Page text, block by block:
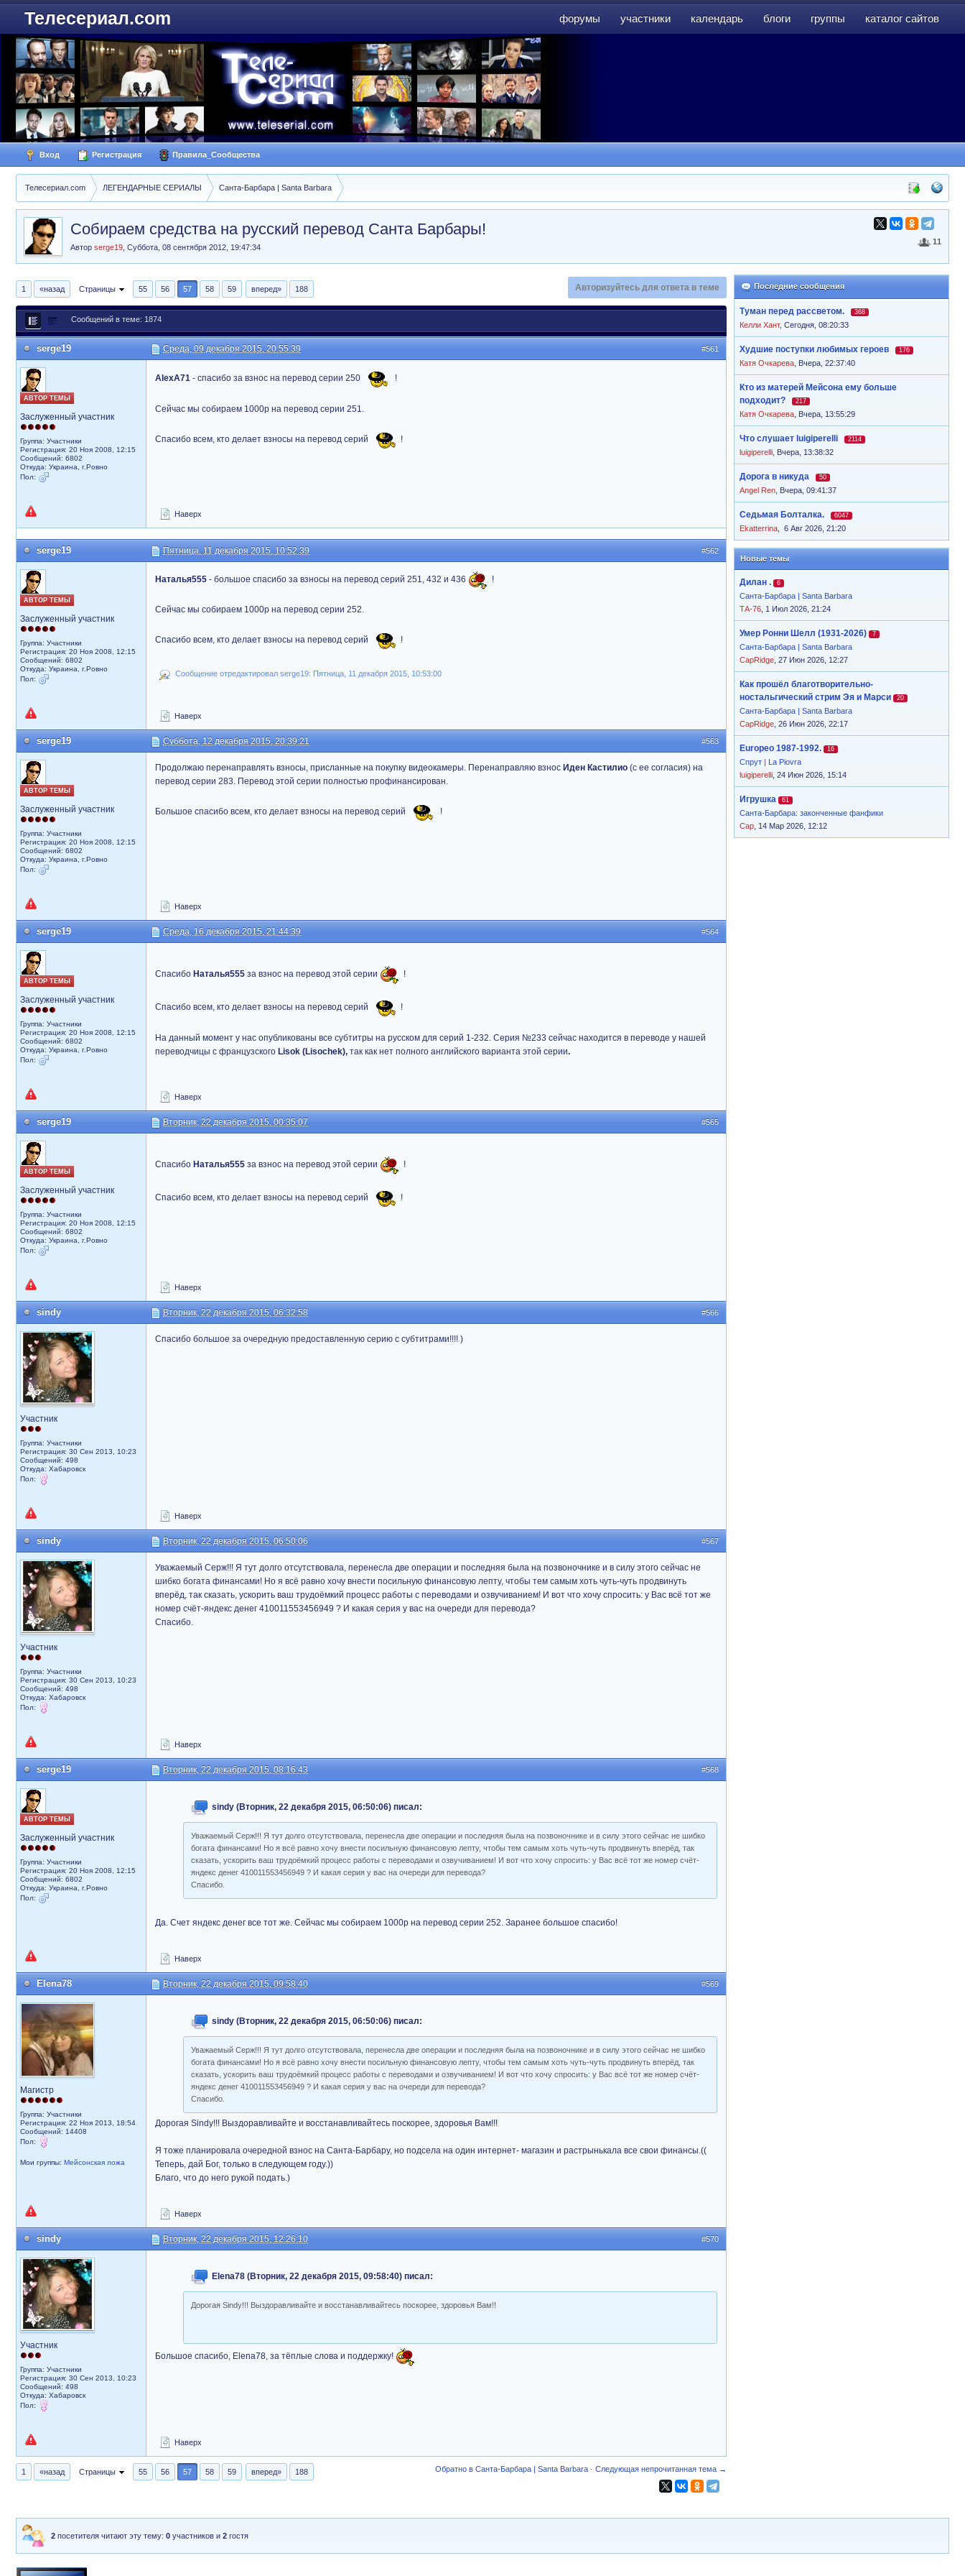
форумы участники календарь блоги группы каталог сайтов
Телесериал.com
Вход Регистрация Правила_Сообщества
Телесериал.com ЛЕГЕНДАРНЫЕ СЕРИАЛЫ Санта-Барбара | Santa Barbara
11
Собираем средства на русский перевод Санта Барбары!
Автор serge19 Суббота, 08 сентября 2012, 19:47:34
Последние сообщения
Туман перед рассветом. 368
Келли Хант, Сегодня, 08:20:33
Худшие поступки любимых героев 176
Катя Очкарева Вчера, 22:37:40
Кто из матерей Мейсона ему больше
подходит?
217
Катя Очкарева Вчера, 13:55:29
Что слушает luigiperelli 2114
luigiperelli Вчера, 13:38:32
Дорога в никуда 50
Angel Ren Вчера, 09:41:37
Седьмая Болталка. 6047
Ekatterrina 6 Авг 2026, 21:20
Новые темы
Дилан . 6
Санта-Барбара | Santa Barbara
ТА-76 , 1 Июл 2026, 21:24
Умер Ронни Шелл (1931-2026) 7
Санта-Барбара | Santa Barbara
CapRidge , 27 Июн 2026, 12:27
Как прошёл благотворительно-
ностальгический стрим Эя и Марси
20
Санта-Барбара | Santa Barbara
CapRidge , 26 Июн 2026, 22:17
Europeo 1987-1992. 16
Спрут | La Piovra
luigiperelli , 24 Июн 2026, 15:14
Игрушка 61
Санта-Барбара: законченные фанфики
Cap , 14 Мар 2026, 12:12
1 «назад Страницы 55 56 57 58 59 вперед» 188 Авторизуйтесь для ответа в теме
Сообщений в теме: 1874
#561
serge19 Среда, 09 декабря 2015, 20:55:39
АВТОР ТЕМЫ
Заслуженный участник
Группа: Участники
Регистрация: 20 Ноя 2008, 12:15
Сообщений: 6802
Откуда: Украина, г.Ровно
Пол:
AlexA71 - спасибо за взнос на перевод серии 250 !
Сейчас мы собираем 1000р на перевод серии 251.
Спасибо всем, кто делает взносы на перевод серий !
Наверх
#562
serge19 Пятница, 11 декабря 2015, 10:52:39
АВТОР ТЕМЫ
Заслуженный участник
Группа: Участники
Регистрация: 20 Ноя 2008, 12:15
Сообщений: 6802
Откуда: Украина, г.Ровно
Пол:
Наталья555 - большое спасибо за взносы на перевод серий 251, 432 и 436 !
Сейчас мы собираем 1000р на перевод серии 252.
Спасибо всем, кто делает взносы на перевод серий !
Сообщение отредактировал serge19: Пятница, 11 декабря 2015, 10:53:00
Наверх
#563
serge19 Суббота, 12 декабря 2015, 20:39:21
АВТОР ТЕМЫ
Заслуженный участник
Группа: Участники
Регистрация: 20 Ноя 2008, 12:15
Сообщений: 6802
Откуда: Украина, г.Ровно
Пол:
Продолжаю перенаправлять взносы, присланные на покупку видеокамеры. Перенаправляю взнос Иден Кастилио (с ее согласия) на
перевод серии 283. Перевод этой серии полностью профинансирован.
Большое спасибо всем, кто делает взносы на перевод серий !
Наверх
#564
serge19 Среда, 16 декабря 2015, 21:44:39
АВТОР ТЕМЫ
Заслуженный участник
Группа: Участники
Регистрация: 20 Ноя 2008, 12:15
Сообщений: 6802
Откуда: Украина, г.Ровно
Пол:
Спасибо Наталья555 за взнос на перевод этой серии !
Спасибо всем, кто делает взносы на перевод серий !
На данный момент у нас опубликованы все субтитры на русском для серий 1-232. Серия №233 сейчас находится в переводе у нашей
переводчицы с французского Lisok (Lisochek), так как нет полного английского варианта этой серии.
Наверх
#565
serge19 Вторник, 22 декабря 2015, 00:35:07
АВТОР ТЕМЫ
Заслуженный участник
Группа: Участники
Регистрация: 20 Ноя 2008, 12:15
Сообщений: 6802
Откуда: Украина, г.Ровно
Пол:
Спасибо Наталья555 за взнос на перевод этой серии !
Спасибо всем, кто делает взносы на перевод серий !
Наверх
#566
sindy Вторник, 22 декабря 2015, 06:32:58
Участник
Группа: Участники
Регистрация: 30 Сен 2013, 10:23
Сообщений: 498
Откуда: Хабаровск
Пол:
Спасибо большое за очередную предоставленную серию с субтитрами!!!! )
Наверх
#567
sindy Вторник, 22 декабря 2015, 06:50:06
Участник
Группа: Участники
Регистрация: 30 Сен 2013, 10:23
Сообщений: 498
Откуда: Хабаровск
Пол:
Уважаемый Серж!!! Я тут долго отсутствовала, перенесла две операции и последняя была на позвоночнике и в силу этого сейчас не
шибко богата финансами! Но я всё равно хочу внести посильную финансовую лепту, чтобы тем самым хоть чуть-чуть продвинуть
вперёд, так сказать, ускорить ваш трудоёмкий процесс работы с переводами и озвучиванием! И вот что хочу спросить: у Вас всё тот же
номер счёт-яндекс денег 410011553456949 ? И какая серия у вас на очереди для перевода?
Спасибо.
Наверх
#568
serge19 Вторник, 22 декабря 2015, 08:16:43
АВТОР ТЕМЫ
Заслуженный участник
Группа: Участники
Регистрация: 20 Ноя 2008, 12:15
Сообщений: 6802
Откуда: Украина, г.Ровно
Пол:
sindy (Вторник, 22 декабря 2015, 06:50:06) писал:
Уважаемый Серж!!! Я тут долго отсутствовала, перенесла две операции и последняя была на позвоночнике и в силу этого сейчас не шибко
богата финансами! Но я всё равно хочу внести посильную финансовую лепту, чтобы тем самым хоть чуть-чуть продвинуть вперёд, так
сказать, ускорить ваш трудоёмкий процесс работы с переводами и озвучиванием! И вот что хочу спросить: у Вас всё тот же номер счёт-
яндекс денег 410011553456949 ? И какая серия у вас на очереди для перевода?
Спасибо.
Да. Счет яндекс денег все тот же. Сейчас мы собираем 1000р на перевод серии 252. Заранее большое спасибо!
Наверх
#569
Elena78 Вторник, 22 декабря 2015, 09:58:40
Магистр
Группа: Участники
Регистрация: 22 Ноя 2013, 18:54
Сообщений: 14408
Пол:
Мои группы: Мейсонская ложа
sindy (Вторник, 22 декабря 2015, 06:50:06) писал:
Уважаемый Серж!!! Я тут долго отсутствовала, перенесла две операции и последняя была на позвоночнике и в силу этого сейчас не шибко
богата финансами! Но я всё равно хочу внести посильную финансовую лепту, чтобы тем самым хоть чуть-чуть продвинуть вперёд, так
сказать, ускорить ваш трудоёмкий процесс работы с переводами и озвучиванием! И вот что хочу спросить: у Вас всё тот же номер счёт-
яндекс денег 410011553456949 ? И какая серия у вас на очереди для перевода?
Спасибо.
Дорогая Sindy!!! Выздоравливайте и восстанавливайтесь поскорее, здоровья Вам!!!
Я тоже планировала очередной взнос на Санта-Барбару, но подсела на один интернет- магазин и растрынькала все свои финансы.((
Теперь, дай Бог, только в следующем году.))
Благо, что до него рукой подать.)
Наверх
#570
sindy Вторник, 22 декабря 2015, 12:26:10
Участник
Группа: Участники
Регистрация: 30 Сен 2013, 10:23
Сообщений: 498
Откуда: Хабаровск
Пол:
Elena78 (Вторник, 22 декабря 2015, 09:58:40) писал:
Дорогая Sindy!!! Выздоравливайте и восстанавливайтесь поскорее, здоровья Вам!!
Большое спасибо, Elena78, за тёплые слова и поддержку!
Наверх
1 «назад Страницы 55 56 57 58 59 вперед» 188 Обратно в Санта-Барбара | Santa Barbara · Следующая непрочитанная тема →
2 посетителя читают эту тему: 0 участников и 2 гостя